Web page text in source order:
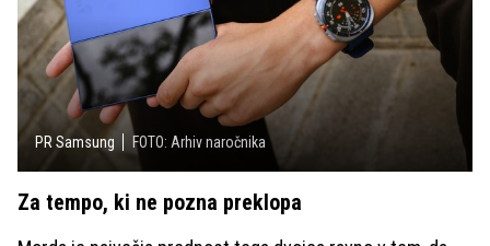
PR Samsung FOTO: Arhiv naročnika
Za tempo, ki ne pozna preklopa